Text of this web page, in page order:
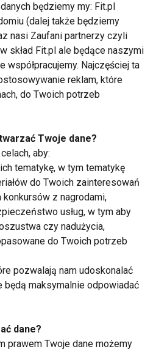
Wellbeing jako benefit.
Dlaczego pracownicy
oczekują dziś czegoś
więcej niż karty
sportowej?
Klub fitness „po
drodze” to przyszłość
branży. Dlaczego
lokalizacja stała się
ważniejsza niż cena
karnetu?
więcej
będziemy my: Fit.pl
(dalej także będziemy
nasi Zaufani partnerzy czyli
skład Fit.pl ale będące naszymi
współpracujemy. Najczęściej ta
reklam, które
do Twoich potrzeb
Twoje dane?
aby:
tematykę, w tym tematykę
do Twoich zainteresowań
z nagrodami,
usług, w tym aby
czy nadużycia,
do Twoich potrzeb
pozwalają nam udoskonalać
będą maksymalnie odpowiadać
dane?
prawem Twoje dane możemy